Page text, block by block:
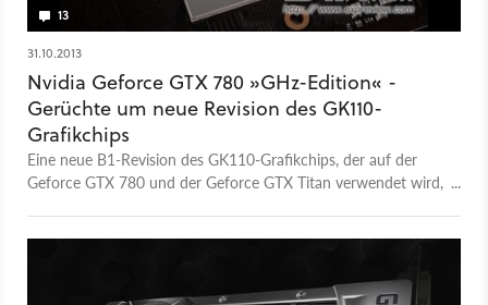
13
31.10.2013
Nvidia Geforce GTX 780 »GHz-Edition« -
Gerüchte um neue Revision des GK110-
Grafikchips
Eine neue B1-Revision des GK110-Grafikchips, der auf der
Geforce GTX 780 und der Geforce GTX Titan verwendet wird,